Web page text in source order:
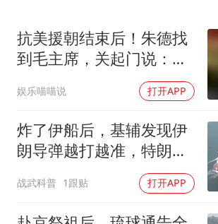
恩比德变瘦引热
抗美援朝结束后！朱德找
到毛主席，关起门说：我
娱乐喵喵说 打开APP
炸了伊船后，基辅发现伊
朗导弹越打越准，特朗普
战武科普 1跟贴 打开APP